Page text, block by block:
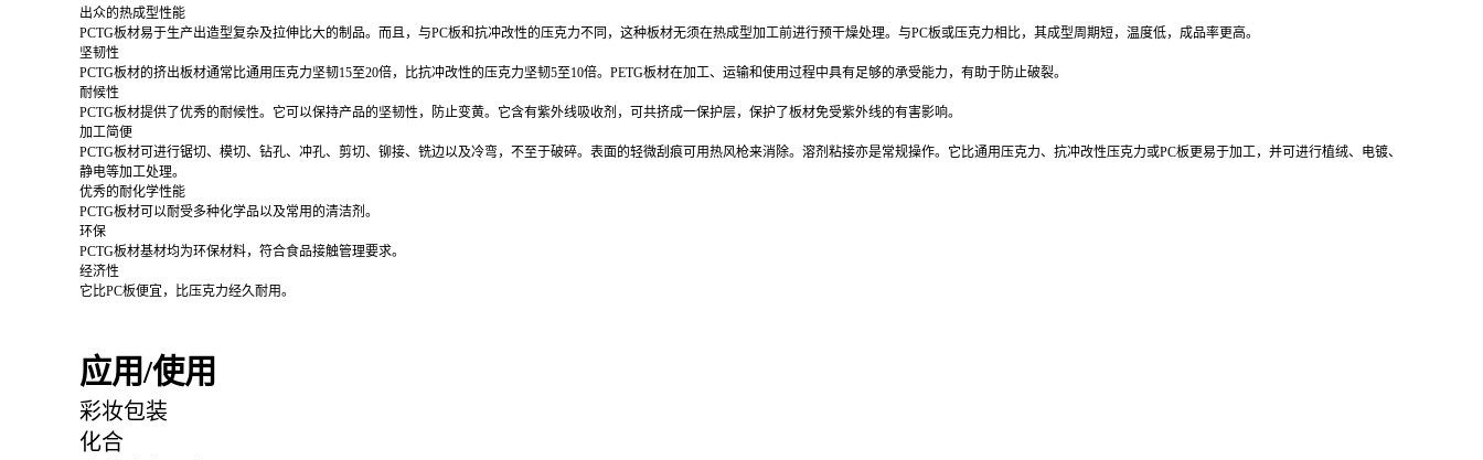
出众的热成型性能
PCTG板材易于生产出造型复杂及拉伸比大的制品。而且，与PC板和抗冲改性的压克力不同，这种板材无须在热成型加工前进行预干燥处理。与PC板或压克力相比，其成型周期短，温度低，成品率更高。
坚韧性
PCTG板材的挤出板材通常比通用压克力坚韧15至20倍，比抗冲改性的压克力坚韧5至10倍。PETG板材在加工、运输和使用过程中具有足够的承受能力，有助于防止破裂。
耐候性
PCTG板材提供了优秀的耐候性。它可以保持产品的坚韧性，防止变黄。它含有紫外线吸收剂，可共挤成一保护层，保护了板材免受紫外线的有害影响。
加工简便
PCTG板材可进行锯切、模切、钻孔、冲孔、剪切、铆接、铣边以及冷弯，不至于破碎。表面的轻微刮痕可用热风枪来消除。溶剂粘接亦是常规操作。它比通用压克力、抗冲改性压克力或PC板更易于加工，并可进行植绒、电镀、
静电等加工处理。
优秀的耐化学性能
PCTG板材可以耐受多种化学品以及常用的清洁剂。
环保
PCTG板材基材均为环保材料，符合食品接触管理要求。
经济性
它比PC板便宜，比压克力经久耐用。
应用/使用
彩妆包装
化合